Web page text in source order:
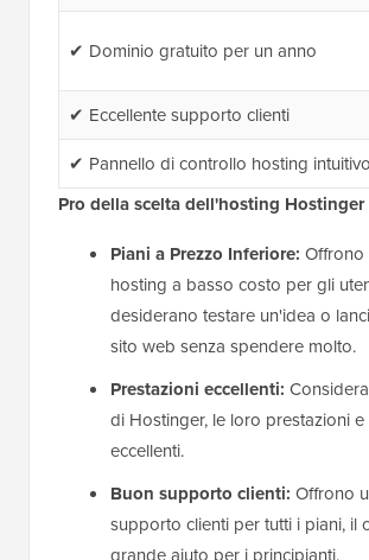
✔ Dominio gratuito per un anno
✔ Eccellente supporto clienti
✔ Pannello di controllo hosting intuitivo
Pro della scelta dell'hosting Hostinger
Piani a Prezzo Inferiore:
hosting a basso costo per gli
desiderano testare un'idea o
sito web senza spendere molto.
Prestazioni eccellenti:
di Hostinger, le loro prestazioni
eccellenti.
Buon supporto clienti: Offrono
supporto clienti per tutti i piani, il
grande aiuto per i principianti.